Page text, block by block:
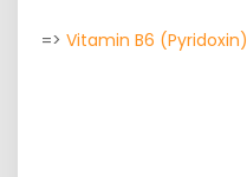
=> Vitamin B6 (Pyridoxin)